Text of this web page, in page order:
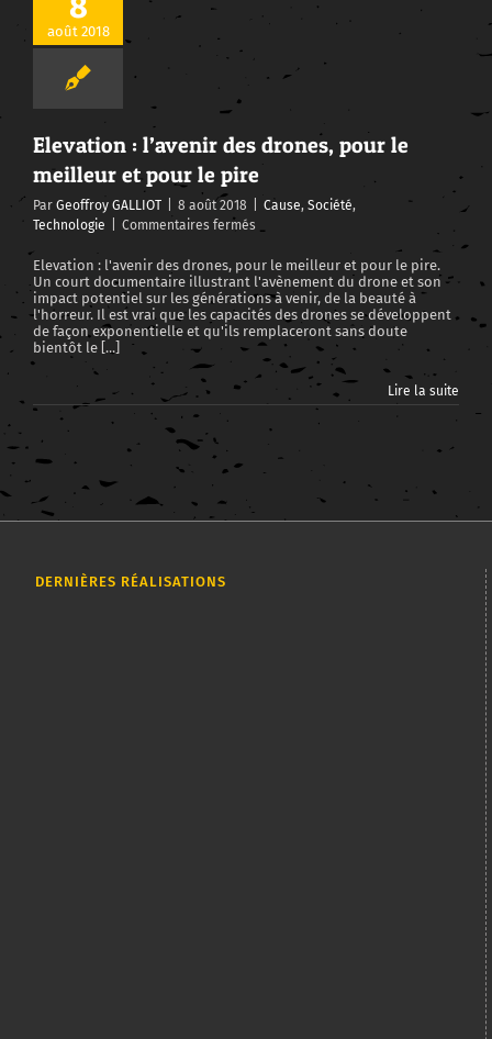
août 2018
Elevation : l’avenir des drones, pour le
meilleur et pour le pire
Par Geoffroy GALLIOT 8 août 2018 Cause, Société,
Technologie
Commentaires fermés
:
l’avenir
des
drones,
pour
le
meilleur
et
pire
Elevation : l'avenir des drones, pour le meilleur et pour le pire.
Un court documentaire illustrant l'avènement du drone et son
impact potentiel sur les générations à venir, de la beauté à
l'horreur. Il est vrai que les capacités des drones se développent
de façon exponentielle et qu'ils remplaceront sans doute
bientôt le [...]
Lire la suite
DERNIÈRES RÉALISATIONS